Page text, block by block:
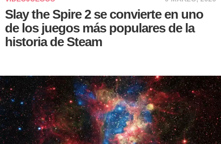
Slay the Spire 2 se convierte en uno
de los juegos más populares de la
historia de Steam